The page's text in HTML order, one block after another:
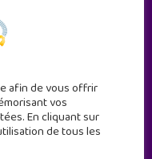
afin de vous offrir
vos
En cliquant sur
de tous les